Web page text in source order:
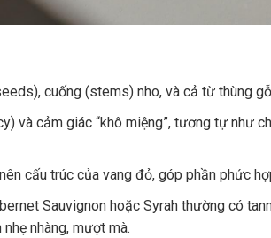
cuống (stems) nho, và cả từ thùng
và cảm giác “khô miệng”, tương tự như
cấu trúc của vang đỏ, góp phần phức
Sauvignon hoặc Syrah thường có
nhàng, mượt mà.